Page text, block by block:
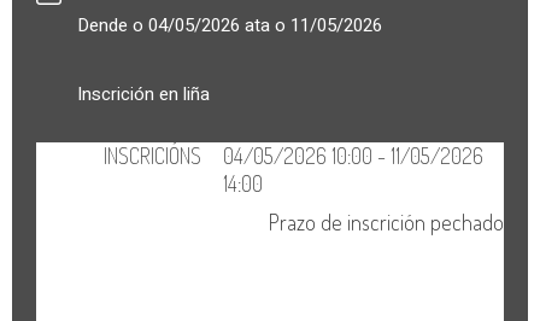
Dende o 04/05/2026 ata o 11/05/2026
Inscrición en liña